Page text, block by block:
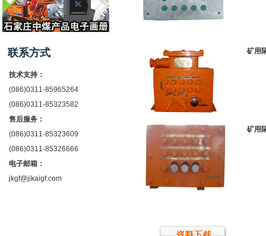
联系方式
技术支持：
(086)0311-85965264
(086)0311-85323582
售后服务：
(086)0311-85323609
(086)0311-85326666
电子邮箱：
jkgf@jikaigf.com
矿用
矿用